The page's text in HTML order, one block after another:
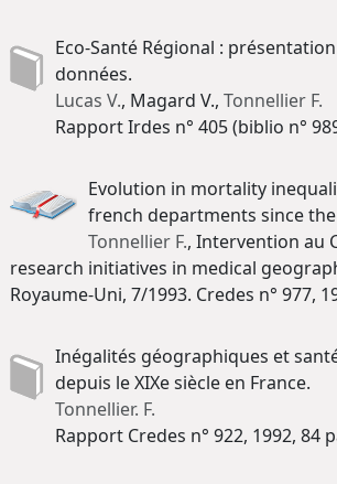
Eco-Santé Régional :
données.
Lucas V., Magard V., Tonnellier F.
Rapport Irdes n° 405 (biblio n°
Evolution in mortality
french departments since
Tonnellier F., Intervention au
research initiatives in medical
Royaume-Uni, 7/1993. Credes n° 977,
Inégalités géographiques et
depuis le XIXe siècle en France.
Tonnellier. F.
Rapport Credes n° 922, 1992, 84